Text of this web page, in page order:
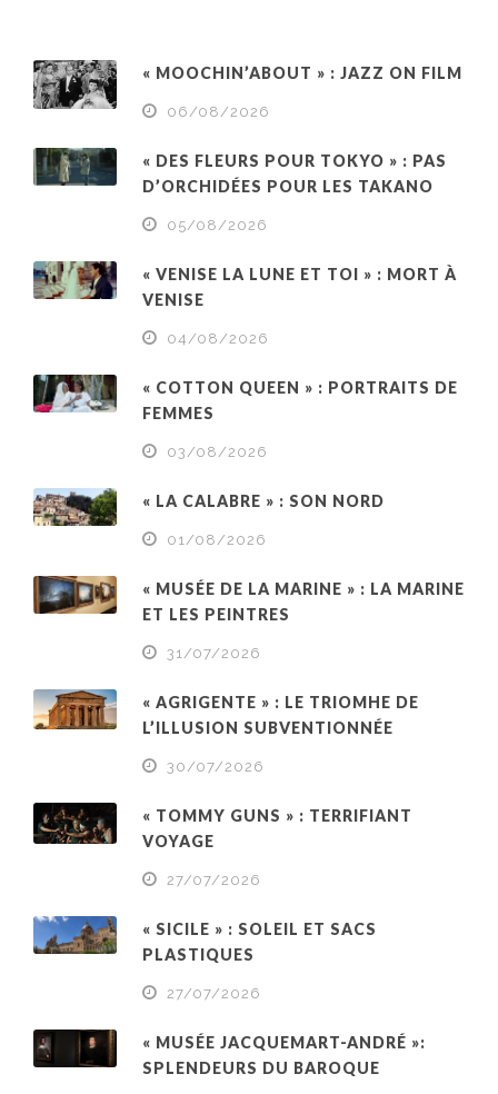
« MOOCHIN’ABOUT » : JAZZ ON FILM
06/08/2026
« DES FLEURS POUR TOKYO » : PAS
D’ORCHIDÉES POUR LES TAKANO
05/08/2026
« VENISE LA LUNE ET TOI » : MORT À
VENISE
04/08/2026
« COTTON QUEEN » : PORTRAITS DE
FEMMES
03/08/2026
« LA CALABRE » : SON NORD
01/08/2026
« MUSÉE DE LA MARINE » : LA MARINE
ET LES PEINTRES
31/07/2026
« AGRIGENTE » : LE TRIOMHE DE
L’ILLUSION SUBVENTIONNÉE
30/07/2026
« TOMMY GUNS » : TERRIFIANT
VOYAGE
27/07/2026
« SICILE » : SOLEIL ET SACS
PLASTIQUES
27/07/2026
« MUSÉE JACQUEMART-ANDRÉ »:
SPLENDEURS DU BAROQUE